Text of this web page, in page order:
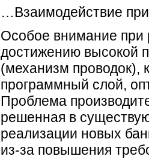
…Взаимодействие
Особое внимание при
достижению высокой
(механизм проводок),
программный слой,
Проблема
решенная в
реализации новых
из-за повышения